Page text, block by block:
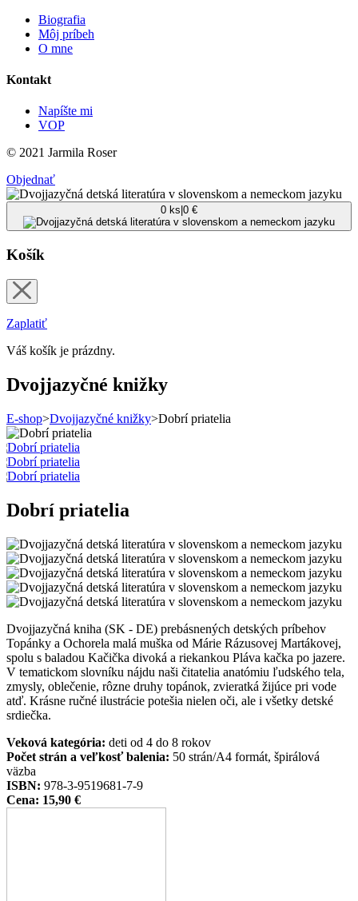
Biografia
Môj príbeh
O mne
Kontakt
Napíšte mi
VOP
© 2021 Jarmila Roser
Objednať
ks|0 €
Košík
Zaplatiť
Váš košík je prázdny.
Dvojjazyčné knižky
E-shop>Dvojjazyčné knižky>Dobrí priatelia
Dobrí priatelia
Dvojjazyčná kniha (SK - DE) prebásnených detských príbehov
Topánky a Ochorela malá muška od Márie Rázusovej Martákovej,
spolu s baladou Kačička divoká a riekankou Pláva kačka po jazere.
V tematickom slovníku nájdu naši čitatelia anatómiu ľudského tela,
zmysly, oblečenie, rôzne druhy topánok, zvieratká žijúce pri vode
atď. Krásne ručné ilustrácie potešia nielen oči, ale i všetky detské
srdiečka.
Veková kategória:deti od 4 do 8 rokov
Počet strán a veľkosť balenia:50 strán/A4 formát, špirálová
väzba
ISBN:978-3-9519681-7-9
Cena:15,90 €